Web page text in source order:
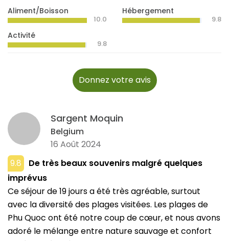
Aliment/Boisson
10.0
Activité
9.8
Hébergement
9.8
Donnez votre avis
Sargent Moquin
Belgium
16 Août 2024
9.8
De très beaux souvenirs malgré quelques
imprévus
Ce séjour de 19 jours a été très agréable, surtout
avec la diversité des plages visitées. Les plages de
Phu Quoc ont été notre coup de cœur, et nous avons
adoré le mélange entre nature sauvage et confort